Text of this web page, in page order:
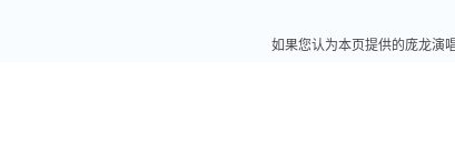
如果您认为本页提供的庞龙演